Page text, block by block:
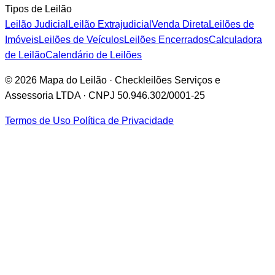
Tipos de Leilão
Leilão Judicial Leilão Extrajudicial Venda Direta Leilões de
ImóveisLeilões de VeículosLeilões EncerradosCalculadora
de LeilãoCalendário de Leilões
© 2026 Mapa do Leilão · Checkleilões Serviços e
Assessoria LTDA · CNPJ 50.946.302/0001-25
Termos de Uso Política de Privacidade